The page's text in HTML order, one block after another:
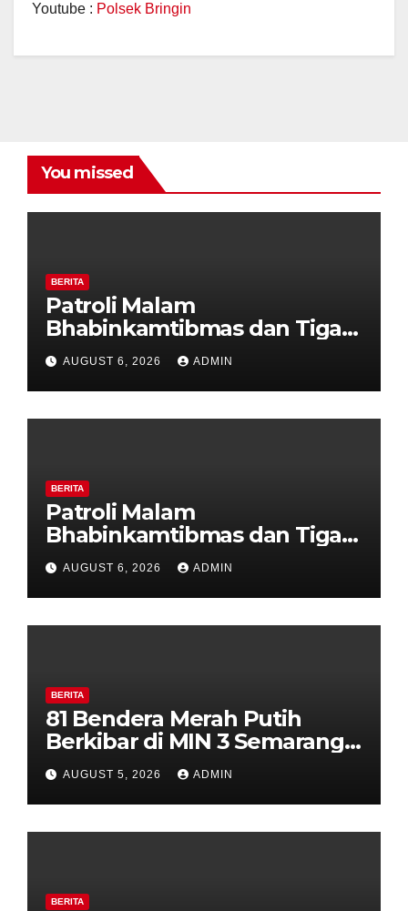
Youtube : Polsek Bringin
You missed
BERITA
Patroli Malam
Bhabinkamtibmas dan Tiga
Pilar Kelurahan Ungaran
Perkuat Kamtibmas, Warga
Diajak Aktifkan Ronda
AUGUST 6, 2026 ADMIN
BERITA
Patroli Malam
Bhabinkamtibmas dan Tiga
Pilar Kelurahan Ungaran
Perkuat Kamtibmas, Warga
Diajak Aktifkan Ronda
AUGUST 6, 2026 ADMIN
BERITA
81 Bendera Merah Putih
Berkibar di MIN 3 Semarang,
Bhabinkamtibmas Desa
Timpik Hadiri Peringatan
HUT ke-81 Kemerdekaan RI
AUGUST 5, 2026 ADMIN
BERITA